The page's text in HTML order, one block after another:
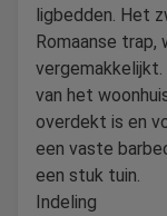
ligbedden. Het
Romaanse
vergemakkelijkt.
van het
overdekt is en
een vaste
een stuk tuin.
Indeling